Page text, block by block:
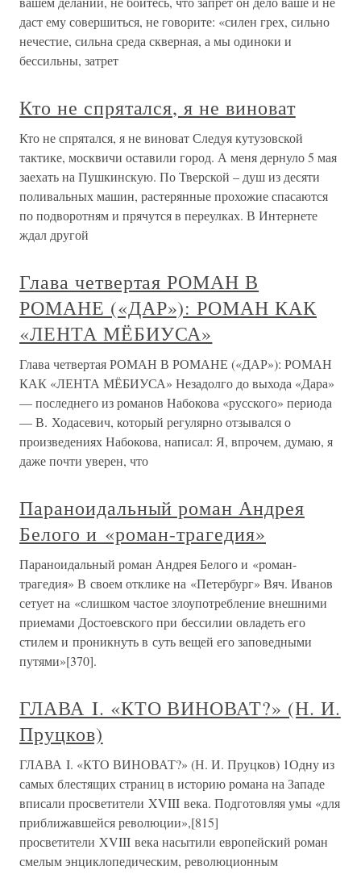
даст ему совершиться, не говорите: «силен грех, сильно
нечестие, сильна среда скверная, а мы одиноки и
бессильны, затрет
Кто не спрятался, я не виноват
Кто не спрятался, я не виноват Следуя кутузовской
тактике, москвичи оставили город. А меня дернуло 5 мая
заехать на Пушкинскую. По Тверской – душ из десяти
поливальных машин, растерянные прохожие спасаются
по подворотням и прячутся в переулках. В Интернете
ждал другой
Глава четвертая РОМАН В
РОМАНЕ («ДАР»): РОМАН КАК
«ЛЕНТА МЁБИУСА»
Глава четвертая РОМАН В РОМАНЕ («ДАР»): РОМАН
КАК «ЛЕНТА МЁБИУСА» Незадолго до выхода «Дара»
— последнего из романов Набокова «русского» периода
— В. Ходасевич, который регулярно отзывался о
произведениях Набокова, написал: Я, впрочем, думаю, я
даже почти уверен, что
Параноидальный роман Андрея
Белого и «роман-трагедия»
Параноидальный роман Андрея Белого и «роман-
трагедия» В своем отклике на «Петербург» Вяч. Иванов
сетует на «слишком частое злоупотребление внешними
приемами Достоевского при бессилии овладеть его
стилем и проникнуть в суть вещей его заповедными
путями»[370].
ГЛАВА I. «КТО ВИНОВАТ?» (Н. И.
Пруцков)
ГЛАВА I. «КТО ВИНОВАТ?» (Н. И. Пруцков) 1Одну из
самых блестящих страниц в историю романа на Западе
вписали просветители XVIII века. Подготовляя умы «для
приближавшейся революции»,[815]
просветители XVIII века насытили европейский роман
смелым энциклопедическим, революционным